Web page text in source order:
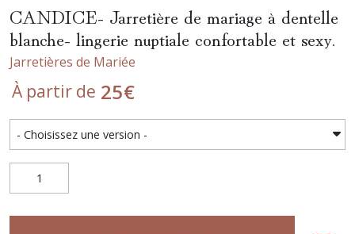
CANDICE- Jarretière de mariage à dentelle
blanche- lingerie nuptiale confortable et sexy.
Jarretières de Mariée
À partir de 25€